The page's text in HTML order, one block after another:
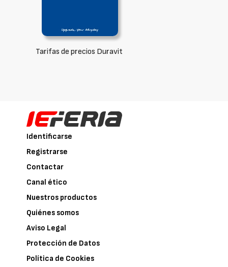
Tarifas de precios Duravit
Identificarse
Registrarse
Contactar
Canal ético
Nuestros productos
Quiénes somos
Aviso Legal
Protección de Datos
Política de Cookies